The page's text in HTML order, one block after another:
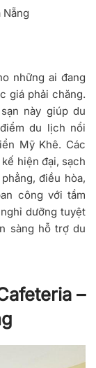
Nẵng
những ai đang
giá phải chăng.
này giúp du
du lịch nổi
Mỹ Khê. Các
hiện đại, sạch
điều hòa,
công với tầm
dưỡng tuyệt
sàng hỗ trợ du
–